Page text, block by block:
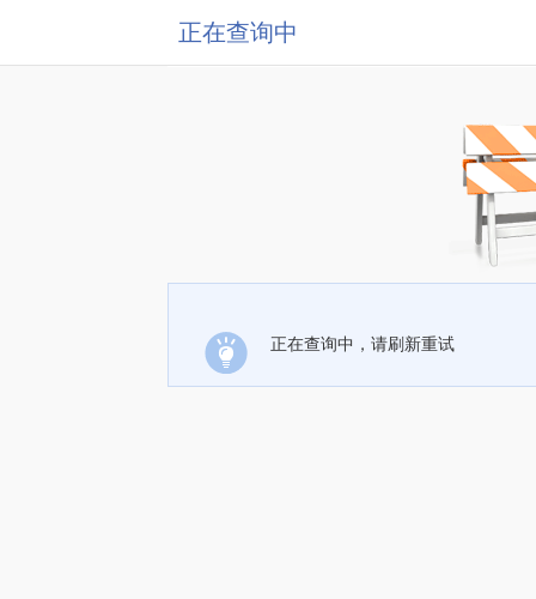
正在查询中
正在查询中，请刷新重试